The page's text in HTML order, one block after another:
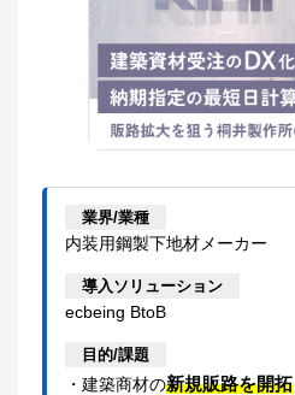
業界/業種
内装用鋼製下地材メーカー
導入ソリューション
ecbeing BtoB
目的/課題
・建築商材の新規販路を開拓